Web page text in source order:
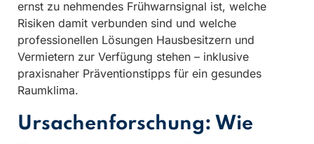
ernst zu nehmendes Frühwarnsignal ist, welche
Risiken damit verbunden sind und welche
professionellen Lösungen Hausbesitzern und
Vermietern zur Verfügung stehen – inklusive
praxisnaher Präventionstipps für ein gesundes
Raumklima.
Ursachenforschung: Wie